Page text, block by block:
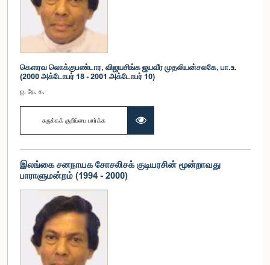
கௌரவ லொக்குபண்டார, விஜயசிங்க ஜயவீர முதலியன்சலகே, பா.உ.
(2000 அக்டோபர் 18 - 2001 அக்டோபர் 10)
ஐ. தே. க.
சுருக்கக் குறிப்பை பார்க்க
இலங்கை சனநாயக சோசலிசக் குடியரசின் மூன்றாவது
பாராளுமன்றம் (1994 - 2000)